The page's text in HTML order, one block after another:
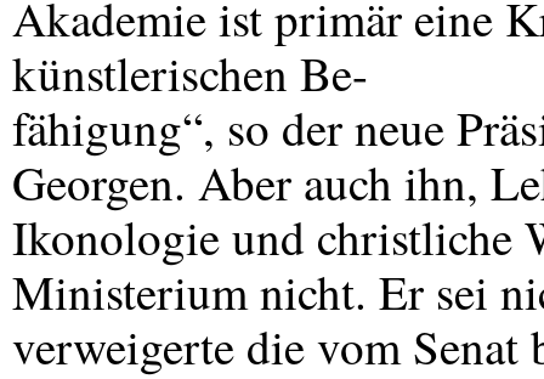
Akademie ist primär eine
künstlerischen Be-
fähigung“, so der neue
Georgen. Aber auch ihn,
Ikonologie und christliche
Ministerium nicht. Er sei
verweigerte die vom Senat